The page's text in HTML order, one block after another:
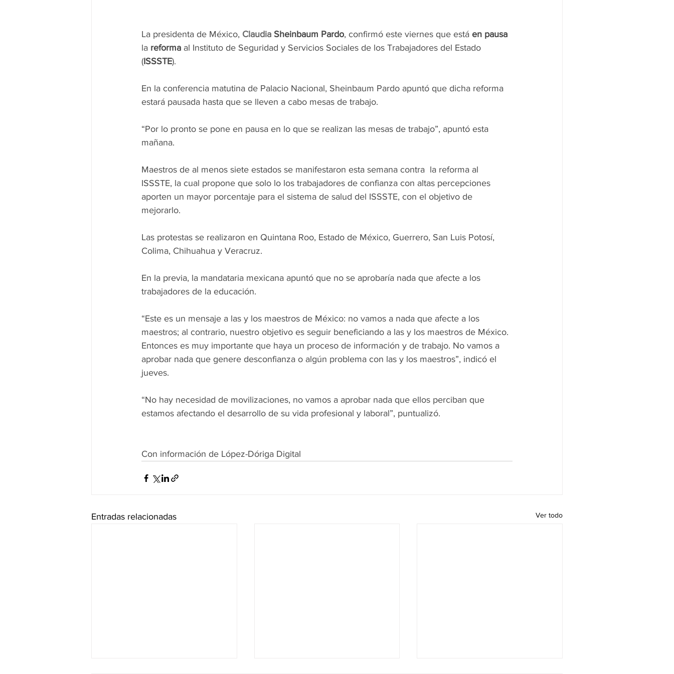
La presidenta de México, Claudia Sheinbaum Pardo, confirmó este viernes que está en pausa
la reforma al Instituto de Seguridad y Servicios Sociales de los Trabajadores del Estado
(ISSSTE).
En la conferencia matutina de Palacio Nacional, Sheinbaum Pardo apuntó que dicha reforma
estará pausada hasta que se lleven a cabo mesas de trabajo.
“Por lo pronto se pone en pausa en lo que se realizan las mesas de trabajo”, apuntó esta
mañana.
Maestros de al menos siete estados se manifestaron esta semana contra  la reforma al
ISSSTE, la cual propone que solo lo los trabajadores de confianza con altas percepciones
aporten un mayor porcentaje para el sistema de salud del ISSSTE, con el objetivo de
mejorarlo.
Las protestas se realizaron en Quintana Roo, Estado de México, Guerrero, San Luis Potosí,
Colima, Chihuahua y Veracruz.
En la previa, la mandataria mexicana apuntó que no se aprobaría nada que afecte a los
trabajadores de la educación.
“Este es un mensaje a las y los maestros de México: no vamos a nada que afecte a los
maestros; al contrario, nuestro objetivo es seguir beneficiando a las y los maestros de México.
Entonces es muy importante que haya un proceso de información y de trabajo. No vamos a
aprobar nada que genere desconfianza o algún problema con las y los maestros”, indicó el
jueves.
“No hay necesidad de movilizaciones, no vamos a aprobar nada que ellos perciban que
estamos afectando el desarrollo de su vida profesional y laboral”, puntualizó.
Con información de López-Dóriga Digital
Entradas relacionadas Ver todo